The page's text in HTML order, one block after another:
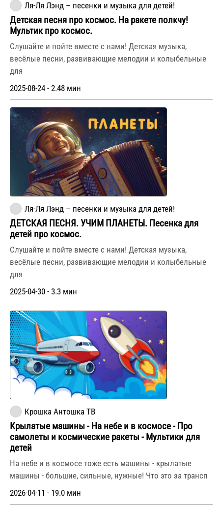
Ля-Ля Лэнд – песенки и музыка для детей!
Детская песня про космос. На ракете полкчу!
Мультик про космос.
Слушайте и пойте вместе с нами! Детская музыка,
весёлые песни, развивающие мелодии и колыбельные
для
2025-08-24 - 2.48 мин
Ля-Ля Лэнд – песенки и музыка для детей!
ДЕТСКАЯ ПЕСНЯ. УЧИМ ПЛАНЕТЫ. Песенка для
детей про космос.
Слушайте и пойте вместе с нами! Детская музыка,
весёлые песни, развивающие мелодии и колыбельные
для
2025-04-30 - 3.3 мин
Крошка Антошка ТВ
Крылатые машины - На небе и в космосе - Про
самолеты и космические ракеты - Мультики для
детей
На небе и в космосе тоже есть машины - крылатые
машины - большие, сильные, нужные! Что это за трансп
2026-04-11 - 19.0 мин